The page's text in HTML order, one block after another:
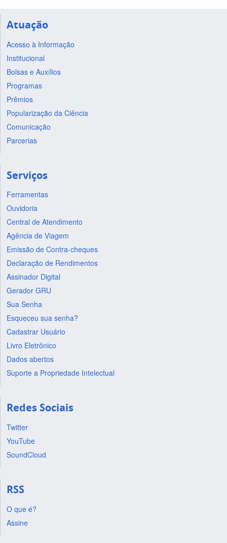
Atuação
Acesso à Informação
Institucional
Bolsas e Auxílios
Programas
Prêmios
Popularização da Ciência
Comunicação
Parcerias
Serviços
Ferramentas
Ouvidoria
Central de Atendimento
Agência de Viagem
Emissão de Contra-cheques
Declaração de Rendimentos
Assinador Digital
Gerador GRU
Sua Senha
Esqueceu sua senha?
Cadastrar Usuário
Livro Eletrônico
Dados abertos
Suporte a Propriedade Intelectual
Redes Sociais
Twitter
YouTube
SoundCloud
RSS
O que é?
Assine